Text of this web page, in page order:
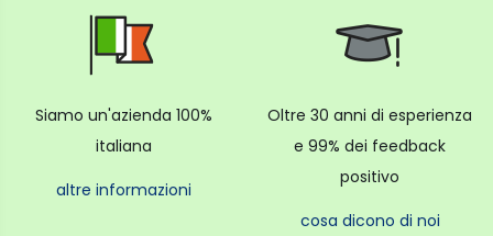
Siamo un'azienda 100%
italiana
altre informazioni
Oltre 30 anni di esperienza
e 99% dei feedback
positivo
cosa dicono di noi